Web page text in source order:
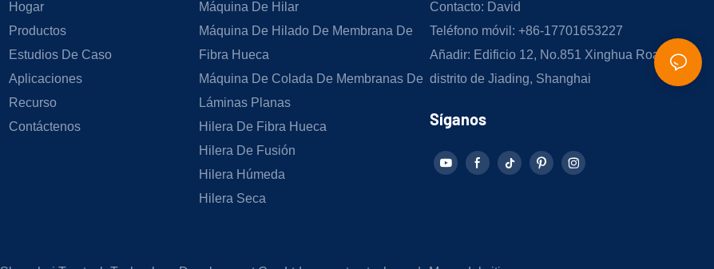
Hogar
Productos
Estudios De Caso
Aplicaciones
Recurso
Contáctenos
Máquina De Hilar
Máquina De Hilado De Membrana De
Fibra Hueca
Máquina De Colada De Membranas De
Láminas Planas
Hilera De Fibra Hueca
Hilera De Fusión
Hilera Húmeda
Hilera Seca
Contacto: David
Teléfono móvil: +86-17701653227
Añadir: Edificio 12, No.851 Xinghua Road,
distrito de Jiading, Shanghai
Síganos